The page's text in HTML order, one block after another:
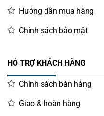
Hướng dẫn mua hàng
Chính sách bảo mật
HỖ TRỢ KHÁCH HÀNG
Chính sách bán hàng
Giao & hoàn hàng